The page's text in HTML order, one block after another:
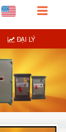
ĐẠI LÝ